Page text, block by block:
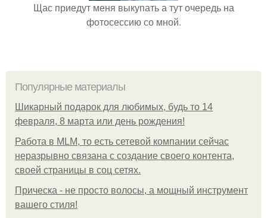
Щас приедут меня выкупать а тут очередь на
фотосессию со мной.
Популярные материалы
Шикарный подарок для любимых, будь то 14
февраля, 8 марта или день рождения!
Работа в MLM, то есть сетевой компании сейчас
неразрывно связана с создание своего контента,
своей страницы в соц сетях.
Прическа - не просто волосы, а мощный инструмент
вашего стиля!